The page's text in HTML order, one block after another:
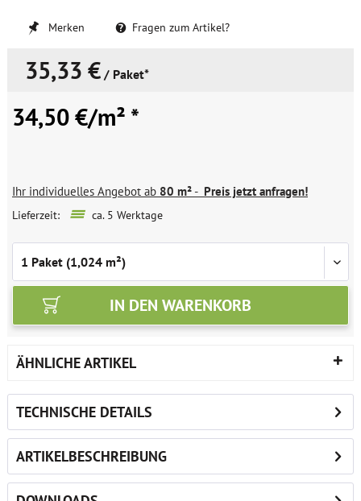
Merken Fragen zum Artikel?
35,33 € / Paket*
34,50 €/m² *
Ihr individuelles Angebot ab 80 m²- Preis jetzt anfragen!
Lieferzeit: ca. 5 Werktage
IN DEN WARENKORB
ÄHNLICHE ARTIKEL
TECHNISCHE DETAILS
ARTIKELBESCHREIBUNG